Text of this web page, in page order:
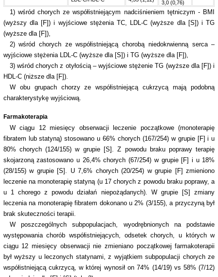
3,0 (0,76)
1) wśród chorych ze współistniejącym nadciśnieniem tętniczym - BMI
(wyższy dla [F]) i wyjściowe stężenia TC, LDL-C (wyższe dla [S]) i TG
(wyższe dla [F]),
2) wśród chorych ze współistniejącą chorobą niedokrwienną serca –
wyjściowe stężenia LDL-C (wyższe dla [S]) i TG (wyższe dla [F]),
3) wśród chorych z otyłością – wyjściowe stężenie TG (wyższe dla [F]) i
HDL-C (niższe dla [F]).
W obu grupach chorzy ze współistniejącą cukrzycą mają podobną
charakterystykę wyjściową.
Farmakoterapia
W ciągu 12 miesięcy obserwacji leczenie początkowe (monoterapię
fibratem lub statyną) stosowano u 66% chorych (167/254) w grupie [F] i u
80% chorych (124/155) w grupie [S]. Z powodu braku poprawy terapię
skojarzoną zastosowano u 26,4% chorych (67/254) w grupie [F] i u 18%
(28/155) w grupie [S]. U 7,6% chorych (20/254) w grupie [F] zmieniono
leczenie na monoterapię statyną (u 17 chorych z powodu braku poprawy, a
u 1 chorego z powodu działań niepożądanych). W grupie [S] zmiany
leczenia na monoterapię fibratem dokonano u 2% (3/155), a przyczyną był
brak skuteczności terapii.
W poszczególnych subpopulacjach, wyodrębnionych na podstawie
występowania chorób współistniejących, odsetek chorych, u których w
ciągu 12 miesięcy obserwacji nie zmieniano początkowej farmakoterapii
był wyższy u leczonych statynami, z wyjątkiem subpopulacji chorych ze
współistniejącą cukrzycą, w której wynosił on 74% (14/19) vs 58% (7/12)